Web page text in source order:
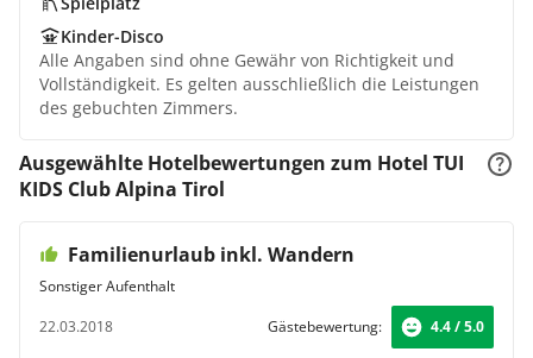
Kinder-Disco
Alle Angaben sind ohne Gewähr von Richtigkeit und
Vollständigkeit. Es gelten ausschließlich die Leistungen
des gebuchten Zimmers.
Ausgewählte Hotelbewertungen zum Hotel TUI
KIDS Club Alpina Tirol
Familienurlaub inkl. Wandern
Sonstiger Aufenthalt
22.03.2018
Gästebewertung: 4.4 / 5.0